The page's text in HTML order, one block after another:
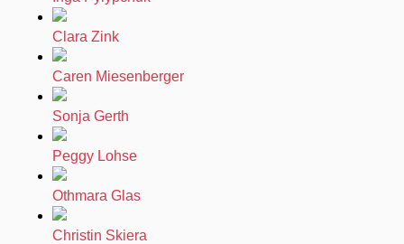
Clara Zink
Caren Miesenberger
Sonja Gerth
Peggy Lohse
Othmara Glas
Christin Skiera